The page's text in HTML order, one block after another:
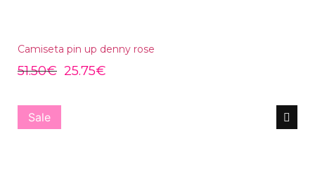
Camiseta pin up denny rose
51.50€ 25.75€
Sale